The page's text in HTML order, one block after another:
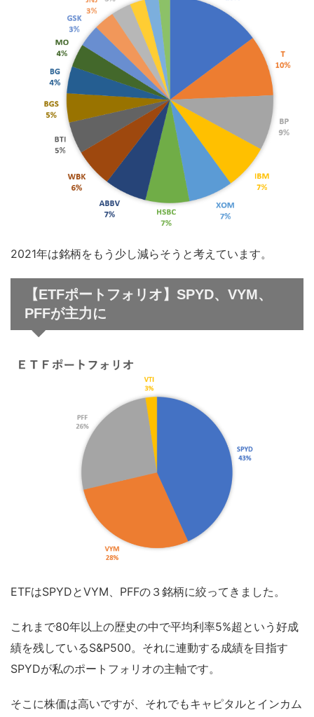
2021年は銘柄をもう少し減らそうと考えています。
【ETFポートフォリオ】SPYD、VYM、
PFFが主力に
ETFはSPYDとVYM、PFFの３銘柄に絞ってきました。
これまで80年以上の歴史の中で平均利率5%超という好成
績を残しているS&P500。それに連動する成績を目指す
SPYDが私のポートフォリオの主軸です。
そこに株価は高いですが、それでもキャピタルとインカム